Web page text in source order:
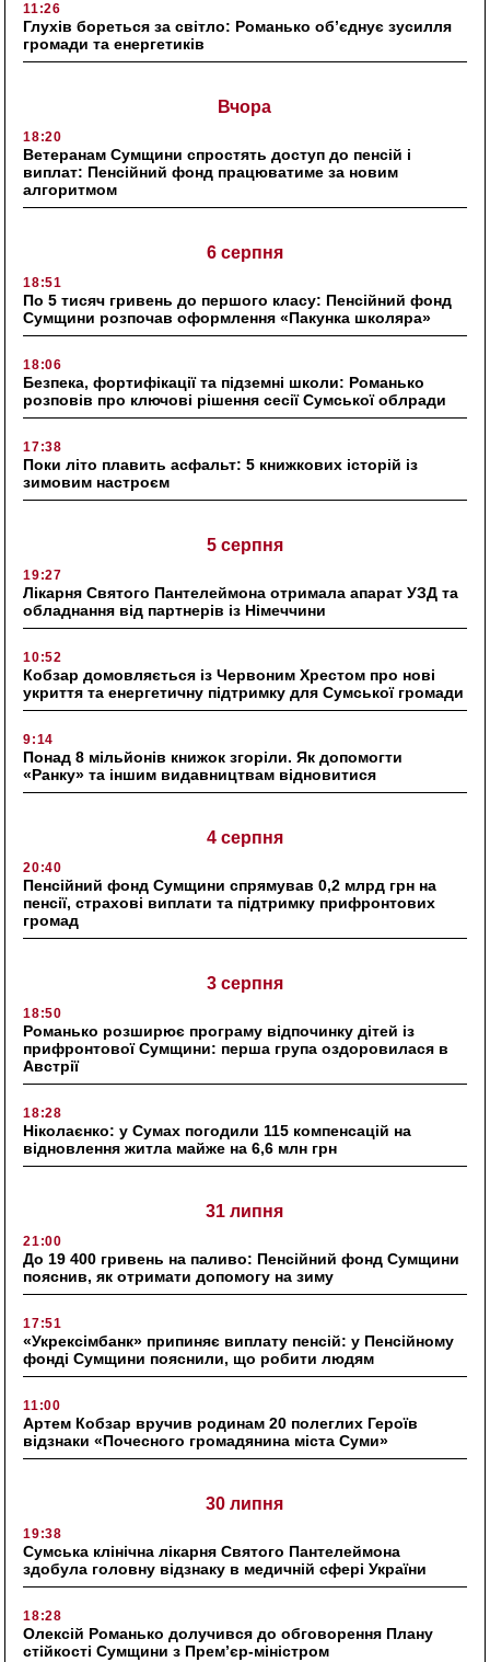
11:26
Глухів бореться за світло: Романько об’єднує зусилля
громади та енергетиків
Вчора
18:20
Ветеранам Сумщини спростять доступ до пенсій і
виплат: Пенсійний фонд працюватиме за новим
алгоритмом
6 серпня
18:51
По 5 тисяч гривень до першого класу: Пенсійний фонд
Сумщини розпочав оформлення «Пакунка школяра»
18:06
Безпека, фортифікації та підземні школи: Романько
розповів про ключові рішення сесії Сумської облради
17:38
Поки літо плавить асфальт: 5 книжкових історій із
зимовим настроєм
5 серпня
19:27
Лікарня Святого Пантелеймона отримала апарат УЗД та
обладнання від партнерів із Німеччини
10:52
Кобзар домовляється із Червоним Хрестом про нові
укриття та енергетичну підтримку для Сумської громади
9:14
Понад 8 мільйонів книжок згоріли. Як допомогти
«Ранку» та іншим видавництвам відновитися
4 серпня
20:40
Пенсійний фонд Сумщини спрямував 0,2 млрд грн на
пенсії, страхові виплати та підтримку прифронтових
громад
3 серпня
18:50
Романько розширює програму відпочинку дітей із
прифронтової Сумщини: перша група оздоровилася в
Австрії
18:28
Ніколаєнко: у Сумах погодили 115 компенсацій на
відновлення житла майже на 6,6 млн грн
31 липня
21:00
До 19 400 гривень на паливо: Пенсійний фонд Сумщини
пояснив, як отримати допомогу на зиму
17:51
«Укрексімбанк» припиняє виплату пенсій: у Пенсійному
фонді Сумщини пояснили, що робити людям
11:00
Артем Кобзар вручив родинам 20 полеглих Героїв
відзнаки «Почесного громадянина міста Суми»
30 липня
19:38
Сумська клінічна лікарня Святого Пантелеймона
здобула головну відзнаку в медичній сфері України
18:28
Олексій Романько долучився до обговорення Плану
стійкості Сумщини з Прем’єр-міністром